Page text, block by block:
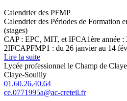
Calendrier des PFMP
Calendrier des Périodes de Formation
(stages)
CAP : EPC, MIT, et IFCA1ère année
2IFCAPFMP1 : du 26 janvier au 14
Lire la suite
Lycée professionnel le Champ de
Claye-Souilly
01.60.26.40.64
ce.0771995a@ac-creteil.fr